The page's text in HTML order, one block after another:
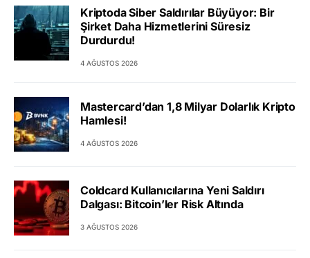
Kriptoda Siber Saldırılar Büyüyor: Bir
Şirket Daha Hizmetlerini Süresiz
Durdurdu!
4 AĞUSTOS 2026
Mastercard’dan 1,8 Milyar Dolarlık Kripto
Hamlesi!
4 AĞUSTOS 2026
Coldcard Kullanıcılarına Yeni Saldırı
Dalgası: Bitcoin’ler Risk Altında
3 AĞUSTOS 2026